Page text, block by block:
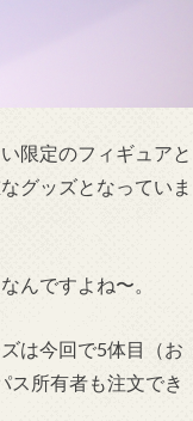
限定のフィギュアと
グッズとなっていま
んですよね〜。
は今回で5体目（お
ス所有者も注文でき